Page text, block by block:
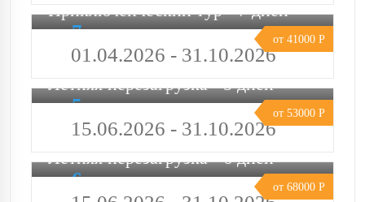
Приключенческий тур - 7 дней
7
дней
01.04.2026 - 31.10.2026
Летняя перезагрузка - 5 дней
5
дней
15.06.2026 - 31.10.2026
от 41000 Р
Летняя перезагрузка - 6 дней
6
дней
от 53000 Р
от 68000 Р